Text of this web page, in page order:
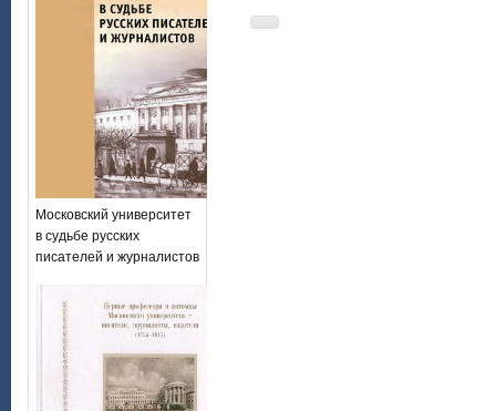
Московский университет
в судьбе русских
писателей и журналистов